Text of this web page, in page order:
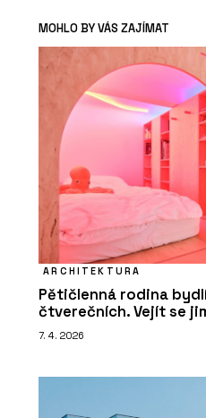
MOHLO BY VÁS ZAJÍMAT
ARCHITEKTURA
Pětičlenná rodina
čtverečních. Vejít se
7. 4. 2026